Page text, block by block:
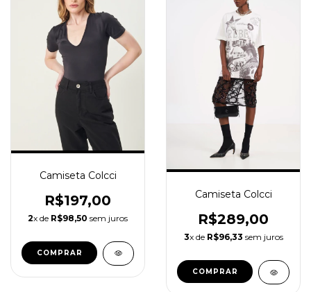
Camiseta Colcci
R$197,00
2x de R$98,50 sem juros
COMPRAR
Camiseta Colcci
R$289,00
3x de R$96,33 sem juros
COMPRAR